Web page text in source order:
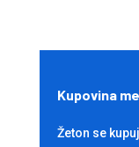
Kupovina
Žeton se